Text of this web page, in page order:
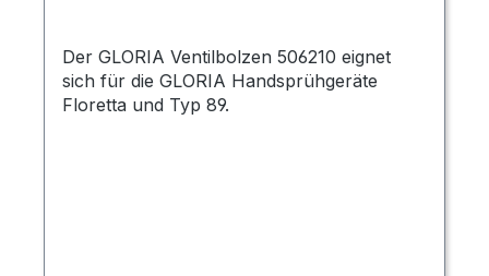
Der GLORIA Ventilbolzen 506210 eignet
sich für die GLORIA Handsprühgeräte
Floretta und Typ 89.